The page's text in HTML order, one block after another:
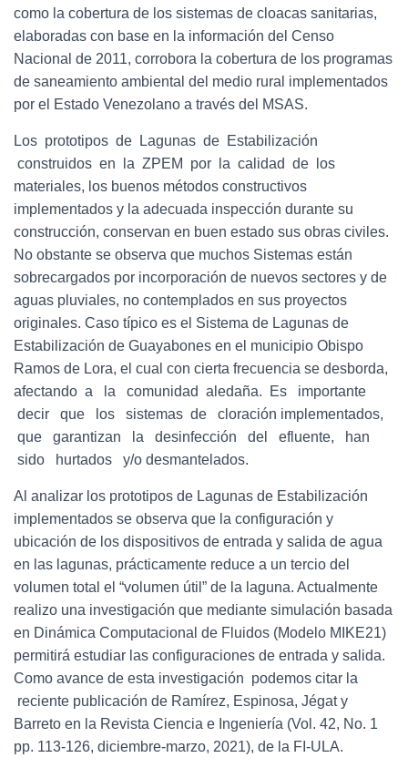
como la cobertura de los sistemas de cloacas sanitarias,
elaboradas con base en la información del Censo
Nacional de 2011, corrobora la cobertura de los programas
de saneamiento ambiental del medio rural implementados
por el Estado Venezolano a través del MSAS.
Los prototipos de Lagunas de Estabilización
construidos en la ZPEM por la calidad de los
materiales, los buenos métodos constructivos
implementados y la adecuada inspección durante su
construcción, conservan en buen estado sus obras civiles.
No obstante se observa que muchos Sistemas están
sobrecargados por incorporación de nuevos sectores y de
aguas pluviales, no contemplados en sus proyectos
originales. Caso típico es el Sistema de Lagunas de
Estabilización de Guayabones en el municipio Obispo
Ramos de Lora, el cual con cierta frecuencia se desborda,
afectando a la comunidad aledaña. Es importante
decir que los sistemas de cloración implementados,
que garantizan la desinfección del efluente, han
sido hurtados y/o desmantelados.
Al analizar los prototipos de Lagunas de Estabilización
implementados se observa que la configuración y
ubicación de los dispositivos de entrada y salida de agua
en las lagunas, prácticamente reduce a un tercio del
volumen total el “volumen útil” de la laguna. Actualmente
realizo una investigación que mediante simulación basada
en Dinámica Computacional de Fluidos (Modelo MIKE21)
permitirá estudiar las configuraciones de entrada y salida.
Como avance de esta investigación podemos citar la
reciente publicación de Ramírez, Espinosa, Jégat y
Barreto en la Revista Ciencia e Ingeniería (Vol. 42, No. 1
pp. 113‐126, diciembre‐marzo, 2021), de la FI‐ULA.